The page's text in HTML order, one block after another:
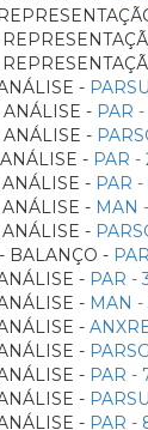
-
ANÁLISE - PAR
ANÁLISE -
- PAR -
- PAR
- MAN
-
- BALANÇO -
- PAR -
- MAN -
-
-
- PAR -
-
- PAR -